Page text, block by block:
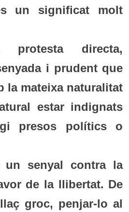
un significat molt
directa,
i prudent que
la mateixa naturalitat
estar indignats
presos polítics o
senyal contra la
de la llibertat. De
groc, penjar-lo al